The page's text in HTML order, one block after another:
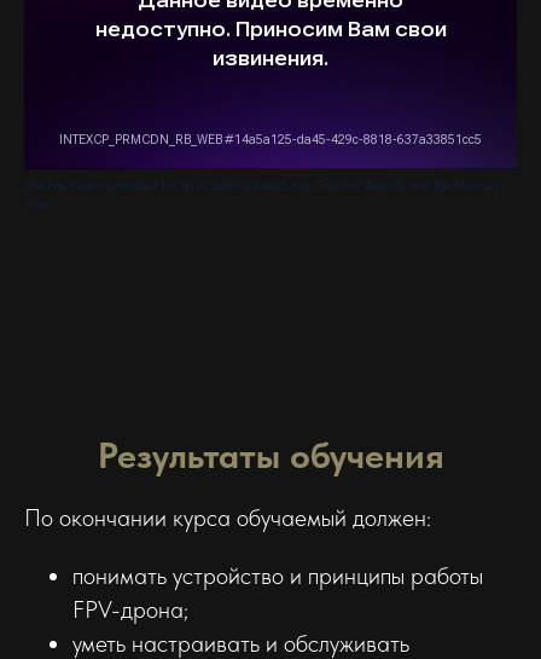
She has been nominated for an Academy Award, two Grammy Awards, and the Mercury
Prize
Результаты обучения
По окончании курса обучаемый должен:
понимать устройство и принципы работы
FPV-дрона;
уметь настраивать и обслуживать